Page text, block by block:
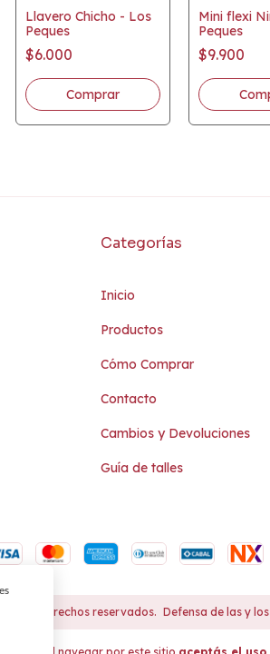
Al navegar por este sitio aceptás el uso
Llavero Chicho - Los
Peques
$6.000
Mini flexi
Peques
$9.900
Categorías
Inicio
Productos
Cómo Comprar
Contacto
Cambios y Devoluciones
Guía de talles
los derechos reservados. Defensa de las y